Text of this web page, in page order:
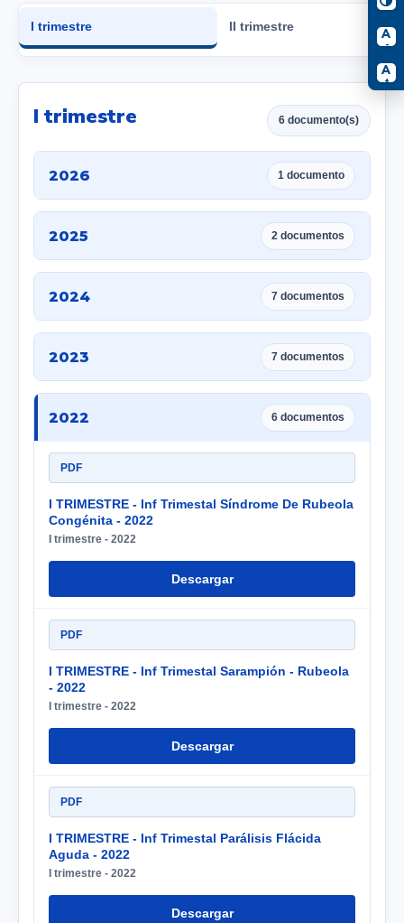
A
-
A
+
I trimestre II trimestre
I trimestre 6 documento(s)
2026 1 documento
2025 2 documentos
2024 7 documentos
2023 7 documentos
2022 6 documentos
PDF
I TRIMESTRE - Inf Trimestal Síndrome De Rubeola
Congénita - 2022
I trimestre - 2022
Descargar
PDF
I TRIMESTRE - Inf Trimestal Sarampión - Rubeola
- 2022
I trimestre - 2022
Descargar
PDF
I TRIMESTRE - Inf Trimestal Parálisis Flácida
Aguda - 2022
I trimestre - 2022
Descargar